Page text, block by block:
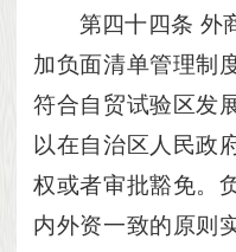
第四十四条 外
加负面清单管理制
符合自贸试验区发
以在自治区人民政
权或者审批豁免。
内外资一致的原则